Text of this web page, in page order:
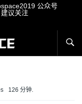
公众号
议关注
126 分钟.